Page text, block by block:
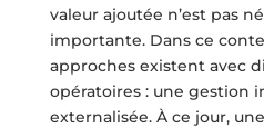
valeur ajoutée n’est pas
importante. Dans ce
approches existent avec
opératoires : une gestion
externalisée. À ce jour,